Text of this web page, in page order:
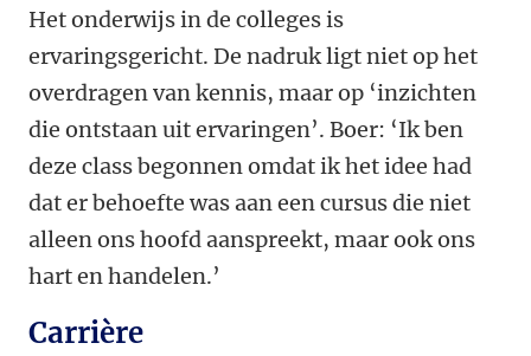
Het onderwijs in de colleges is
ervaringsgericht. De nadruk ligt niet op het
overdragen van kennis, maar op ‘inzichten
die ontstaan uit ervaringen’. Boer: ‘Ik ben
deze class begonnen omdat ik het idee had
dat er behoefte was aan een cursus die niet
alleen ons hoofd aanspreekt, maar ook ons
hart en handelen.’
Carrière